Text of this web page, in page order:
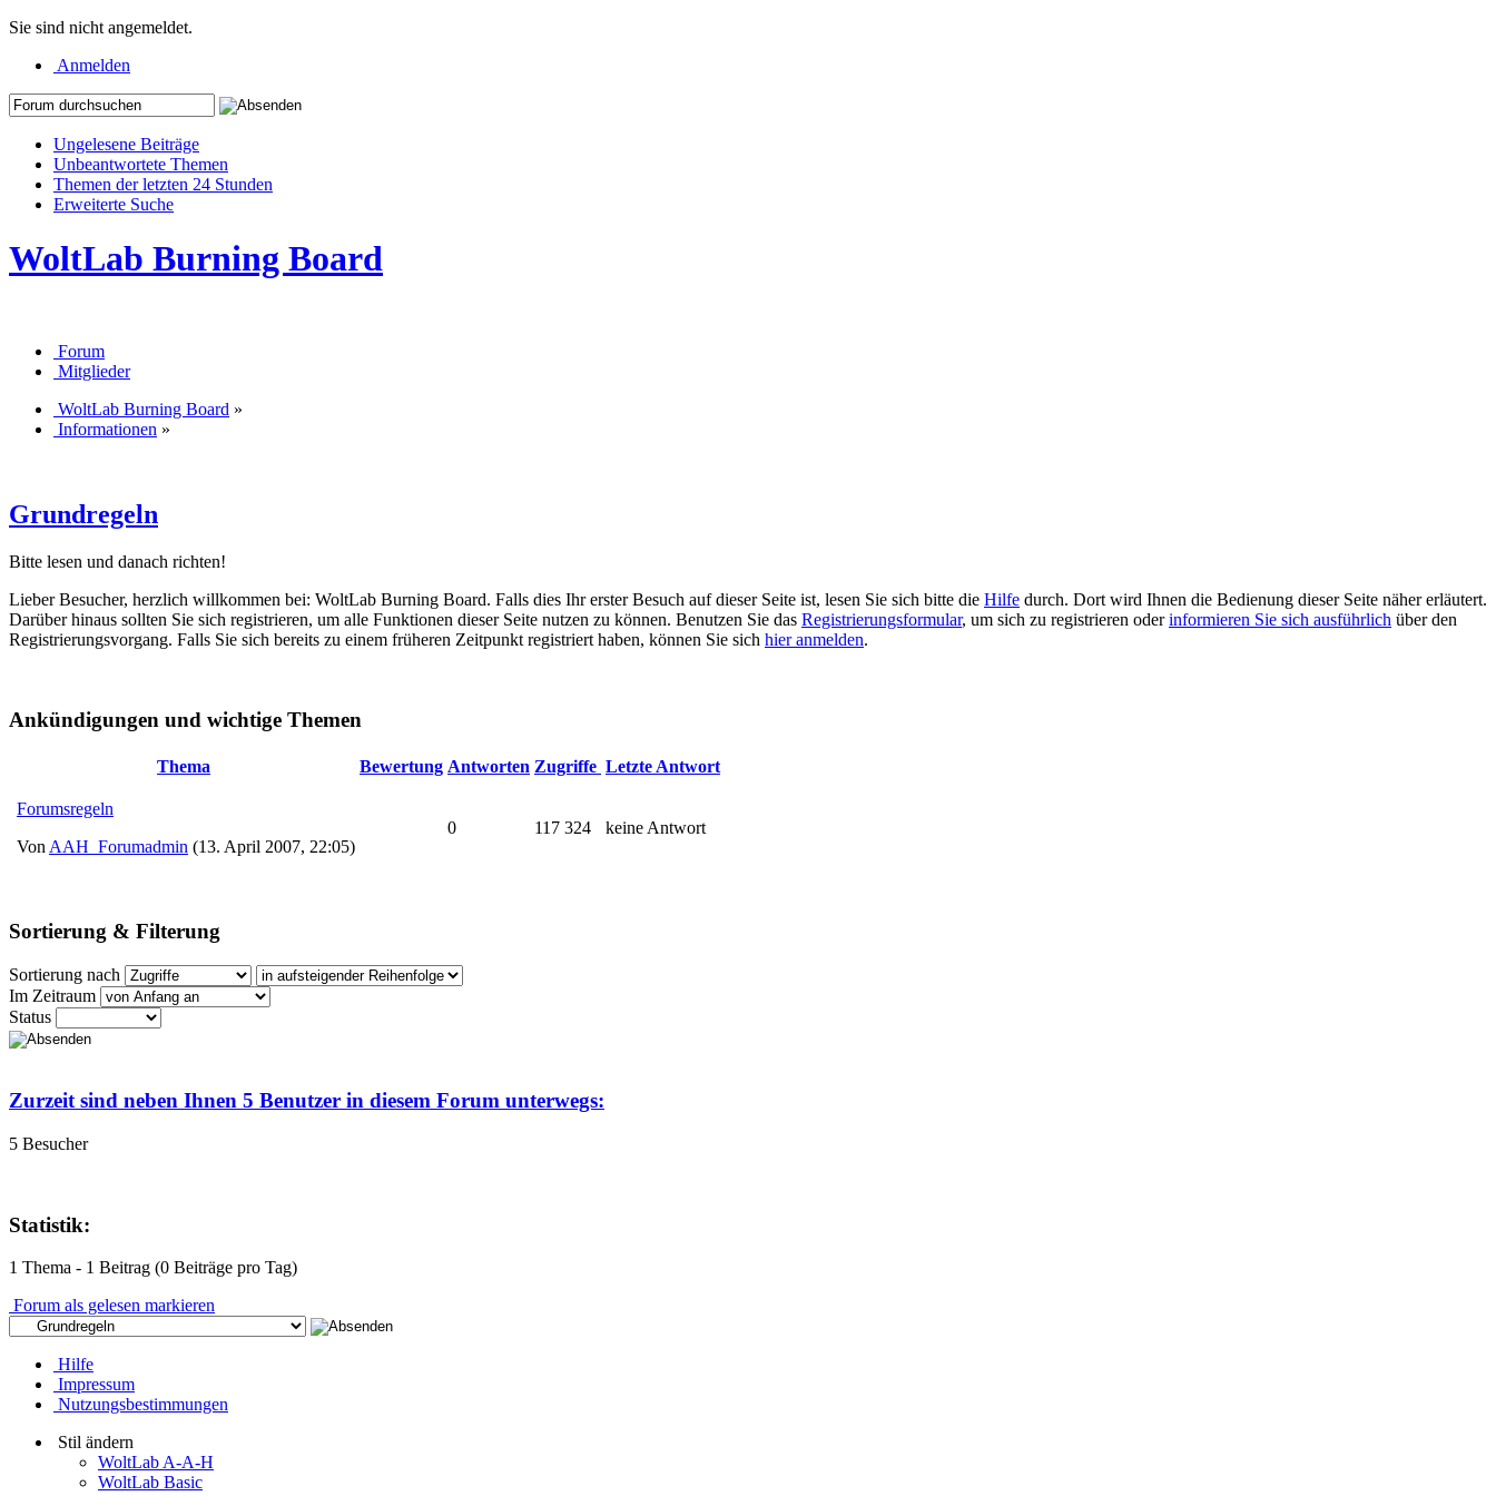
Sie sind nicht angemeldet.
Anmelden
Ungelesene Beiträge
Unbeantwortete Themen
Themen der letzten 24 Stunden
Erweiterte Suche
WoltLab Burning Board
Forum
Mitglieder
WoltLab Burning Board »
Informationen »
Grundregeln
Bitte lesen und danach richten!
Lieber Besucher, herzlich willkommen bei: WoltLab Burning Board. Falls dies Ihr erster Besuch auf dieser Seite ist, lesen Sie sich bitte die Hilfe durch. Dort wird Ihnen die Bedienung dieser Seite näher erläutert.
Darüber hinaus sollten Sie sich registrieren, um alle Funktionen dieser Seite nutzen zu können. Benutzen Sie das Registrierungsformular, um sich zu registrieren oderinformieren Sie sich ausführlich über den
Registrierungsvorgang. Falls Sie sich bereits zu einem früheren Zeitpunkt registriert haben, können Sie sich hier anmelden.
Ankündigungen und wichtige Themen
Thema Bewertung Antworten Zugriffe Letzte Antwort
Forumsregeln
Von AAH_Forumadmin (13. April 2007, 22:05)
0 117 324 keine Antwort
Sortierung & Filterung
Sortierung nach
Im Zeitraum
Status
Zurzeit sind neben Ihnen 5 Benutzer in diesem Forum unterwegs:
5 Besucher
Statistik:
1 Thema - 1 Beitrag (0 Beiträge pro Tag)
Forum als gelesen markieren
Hilfe
Impressum
Nutzungsbestimmungen
Stil ändern
WoltLab A-A-H
WoltLab Basic